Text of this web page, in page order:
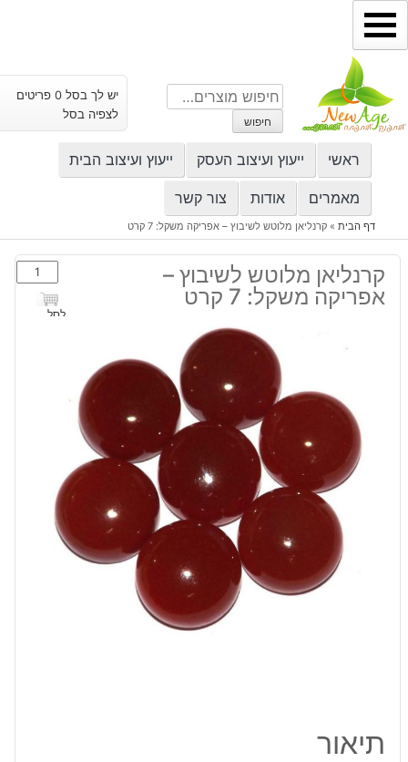
דילוג
לתוכן
חיפוש
עבור:
חיפוש
יש לך בסל 0 פריטים
לצפיה בסל
ראשי ייעוץ ועיצוב העסק ייעוץ ועיצוב הבית
מאמרים אודות צור קשר
דף הבית» קרנליאן מלוטש לשיבוץ – אפריקה משקל: 7 קרט
קרנליאן מלוטש לשיבוץ –
אפריקה משקל: 7 קרט
כמות
של
קרנליאן
לסל
תיאור